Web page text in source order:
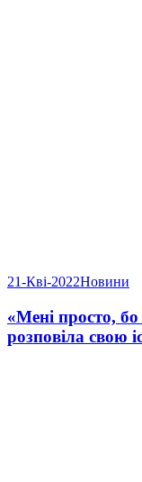
21-Кві-2022Новини
«Мені просто,
розповіла